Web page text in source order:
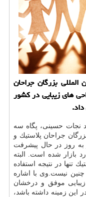
بزرگان جراحان
های زیبایی در كشور
نجات حسینی، پگاه سه
جراحان پلاستیك و
به روز در حال پیشرفت
بازار شده است. البته
در نتیجه استفاده
نیست.وی با اشاره
زیبایی موفق و درخشان
این زمینه داشته باشد،